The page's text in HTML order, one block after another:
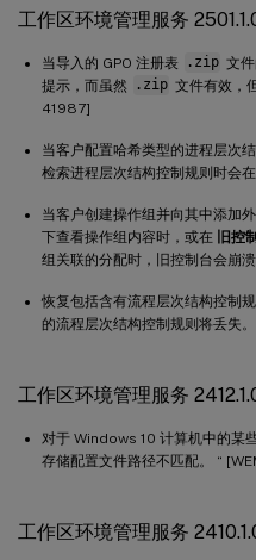
工作区环境管理服务
当导入的 GPO 注册表 .zip 文
提示，而虽然
.zip 文件有效，
41987]
当客户配置哈希类型的进程层次
检索进程层次结构控制规则时会
当客户创建操作组并向其中添加
下查看操作组内容时，或在 旧控
组关联的分配时，旧控制台会崩
恢复包括含有流程层次结构控制
的流程层次结构控制规则将丢失
工作区环境管理服务
对于 Windows 10 计算机中的某
存储配置文件路径不匹配。 “
工作区环境管理服务
工作区环境管理服务 2211.1.0.1
工作区环境管理服务 2210.1.0.1
工作区环境管理服务 2208.1.0.1
工作区环境管理服务 2207.2.0.1
工作区环境管理服务 2206.2.0.1
工作区环境管理服务 2205.1.0.1
工作区环境管理服务 2204.2.0.1
工作区环境管理服务 2204.1.0.1
工作区环境管理服务 2201.2.0.1
工作区环境管理服务 2201.1.0.1
工作区环境管理服务 2110.2.0.1
工作区环境管理服务 2109.2.0.1